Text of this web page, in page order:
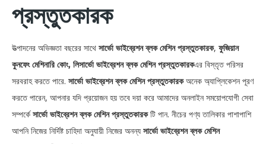
প্রস্তুতকারক
উত্পাদনের অভিজ্ঞতা বছরের সাথে সার্ভো ভাইব্রেশন ব্লক মেশিন প্রস্তুতকারক, ফুজিয়ান
কুনফেং মেশিনারি কোং, লিসার্ভো ভাইব্রেশন ব্লক মেশিন প্রস্তুতকারকএর বিস্তৃত পরিসর
সরবরাহ করতে পারে. সার্ভো ভাইব্রেশন ব্লক মেশিন প্রস্তুতকারকঅনেক অ্যাপ্লিকেশন পূরণ
করতে পারেন, আপনার যদি প্রয়োজন হয় তবে দয়া করে আমাদের অনলাইন সময়োপযোগী সেবা
সম্পর্কেসার্ভো ভাইব্রেশন ব্লক মেশিন প্রস্তুতকারকটি পান. নীচের পণ্য তালিকার পাশাপাশি
আপনি নিজের নির্দিষ্ট চাহিদা অনুযায়ী নিজের অনন্য সার্ভো ভাইব্রেশন ব্লক মেশিন